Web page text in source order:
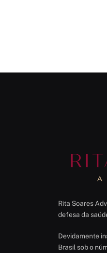
Rita Soares
defesa da
Devidamente
Brasil sob o